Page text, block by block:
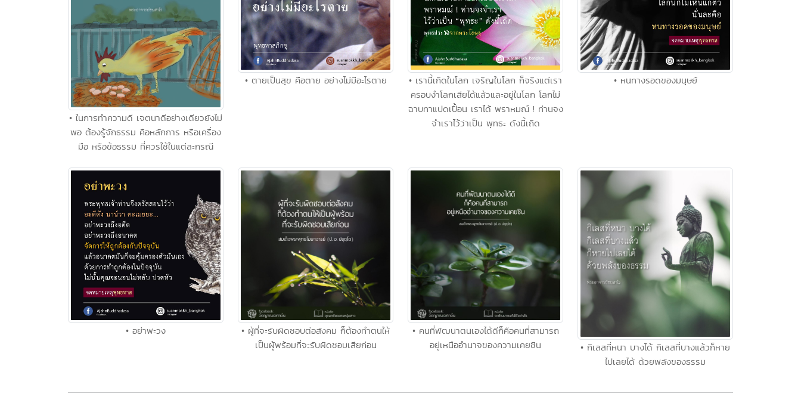
• ในการทำความดี เจตนาดีอย่างเดียวยังไม่
พอ ต้องรู้จักธรรม คือหลักการ หรือเครื่อง
มือ หรือข้อธรรม ที่ควรใช้ในแต่ละกรณี
• ตายเป็นสุข คือตาย อย่างไม่มีอะไรตาย
• เรานี้เกิดในโลก เจริญในโลก ก็จริงแต่เรา
ครอบงำโลกเสียได้แล้วและอยู่ในโลก โลกไม่
ฉาบทาแปดเปื้อน เราได้ พราหมณ์ ! ท่านจง
จำเราไว้ว่าเป็น พุทธะ ดังนี้เถิด
• หนทางรอดของมนุษย์
• อย่าพะวง
• ผู้ที่จะรับผิดชอบต่อสังคม ก็ต้องทำตนให้
เป็นผู้พร้อมที่จะรับผิดชอบเสียก่อน
• คนที่พัฒนาตนเองได้ดีก็คือคนที่สามารถ
อยู่เหนืออำนาจของความเคยชิน
• กิเลสที่หนา บางได้ กิเลสที่บางแล้วก็หาย
ไปเลยได้ ด้วยพลังของธรรม